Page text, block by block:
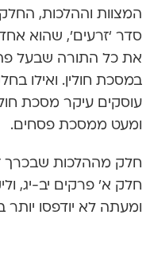
המצוות וההלכות,
סדר ‘זרעים’, שהוא
את כל התורה שבעל
במסכת חולין. ואילו
עוסקים עיקר מסכת
ומעט ממסכת פסחים.
חלק מההלכות שבכרך
חלק א’ פרקים יב-יג,
ומעתה לא יודפסו יותר